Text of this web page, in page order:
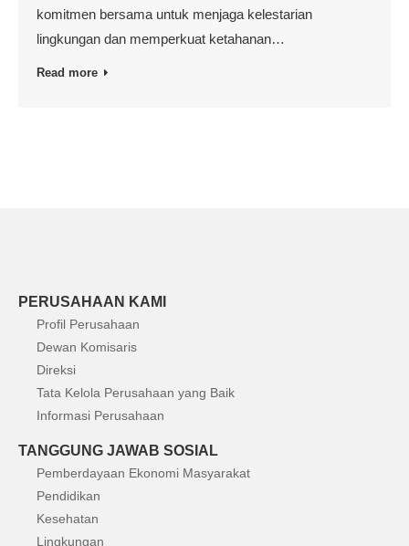
komitmen bersama untuk menjaga kelestarian
lingkungan dan memperkuat ketahanan…
Read more
PERUSAHAAN KAMI
Profil Perusahaan
Dewan Komisaris
Direksi
Tata Kelola Perusahaan yang Baik
Informasi Perusahaan
TANGGUNG JAWAB SOSIAL
Pemberdayaan Ekonomi Masyarakat
Pendidikan
Kesehatan
Lingkungan